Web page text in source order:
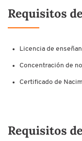
Requisitos
Licencia de
Concentración de
Certificado de
Requisitos